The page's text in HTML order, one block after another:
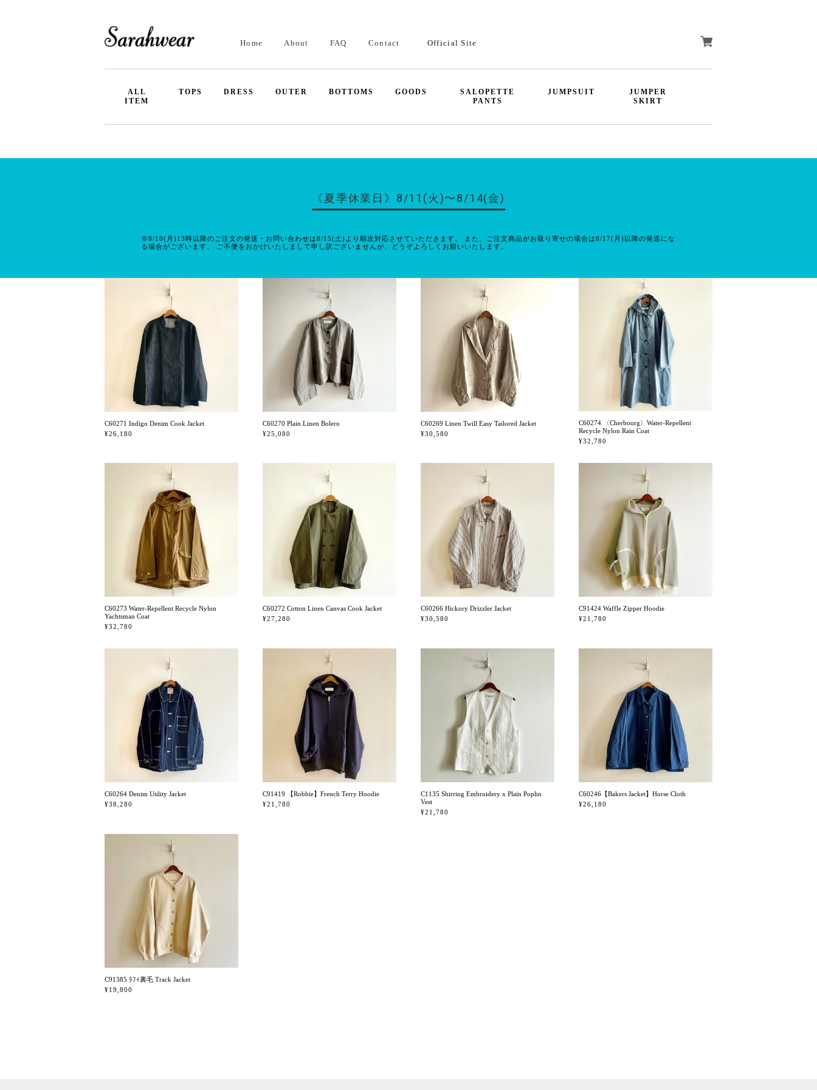
Home About FAQ Contact Official Site
ALL
ITEM
TOPS DRESS OUTER BOTTOMS GOODS
SALOPETTE
PANTS
JUMPSUIT
JUMPER
SKIRT
《夏季休業日》8/11(火)〜8/14(金)
※8/10(月)13時以降のご注文の発送・お問い合わせは8/15(土)より順次対応させていただきます。 また、ご注文商品がお取り寄せの場合は8/17(月)以降の発送にな
る場合がございます。 ご不便をおかけいたしまして申し訳ございませんが、どうぞよろしくお願いいたします。
C60271 Indigo Denim Cook Jacket
¥26,180
C60270 Plain Linen Bolero
¥25,080
C60269 Linen Twill Easy Tailored Jacket
¥30,580
C60274 〈Cherbourg〉Water-Repellent
Recycle Nylon Rain Coat
¥32,780
C60273 Water-Repellent Recycle Nylon
Yachtsman Coat
¥32,780
C60272 Cotton Linen Canvas Cook Jacket
¥27,280
C60266 Hickory Drizzler Jacket
¥30,580
C91424 Waffle Zipper Hoodie
¥21,780
C60264 Denim Utility Jacket
¥38,280
C91419 【Robbie】French Terry Hoodie
¥21,780
C1135 Shirring Embroidery x Plain Poplin
Vest
¥21,780
C60246【Bakers Jacket】Horse Cloth
¥26,180
C91385 ﾗﾌｨ裏毛 Track Jacket
¥19,800